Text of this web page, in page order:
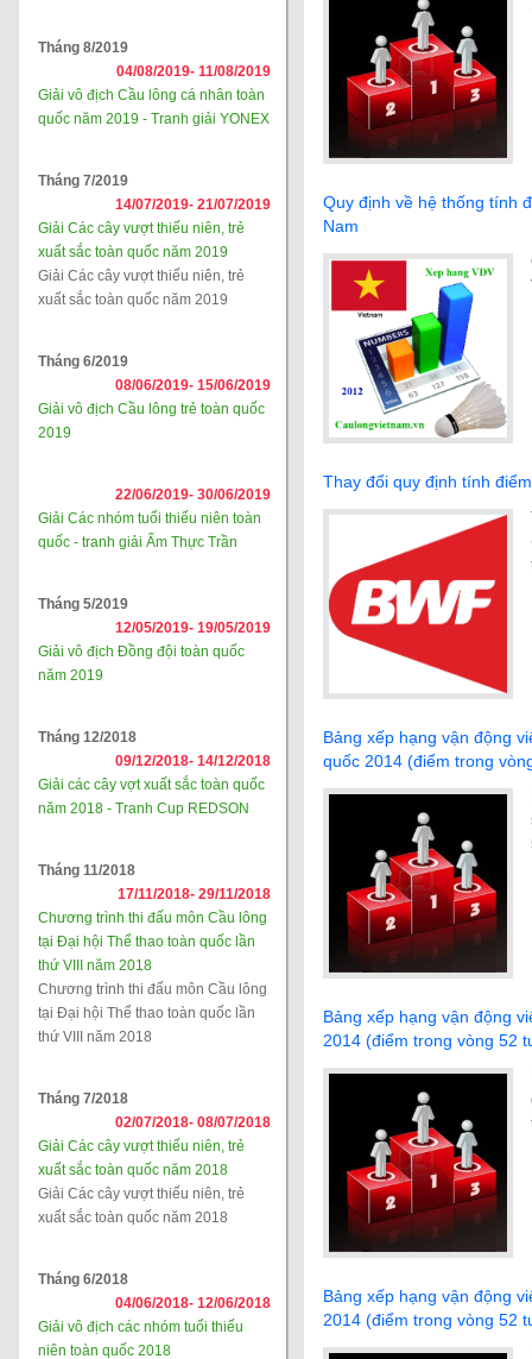
Tháng 8/2019
04/08/2019- 11/08/2019
Giải vô địch Cầu lông cá nhân toàn
quốc năm 2019 - Tranh giải YONEX
Tháng 7/2019
14/07/2019- 21/07/2019
Giải Các cây vượt thiếu niên, trẻ
xuất sắc toàn quốc năm 2019
Giải Các cây vượt thiếu niên, trẻ
xuất sắc toàn quốc năm 2019
Tháng 6/2019
08/06/2019- 15/06/2019
Giải vô địch Cầu lông trẻ toàn quốc
2019
22/06/2019- 30/06/2019
Giải Các nhóm tuổi thiếu niên toàn
quốc - tranh giải Ẩm Thực Trần
Tháng 5/2019
12/05/2019- 19/05/2019
Giải vô địch Đồng đội toàn quốc
năm 2019
Tháng 12/2018
09/12/2018- 14/12/2018
Giải các cây vợt xuất sắc toàn quốc
năm 2018 - Tranh Cup REDSON
Tháng 11/2018
17/11/2018- 29/11/2018
Chương trình thi đấu môn Cầu lông
tại Đại hội Thể thao toàn quốc lần
thứ VIII năm 2018
Chương trình thi đấu môn Cầu lông
tại Đại hội Thể thao toàn quốc lần
thứ VIII năm 2018
Tháng 7/2018
02/07/2018- 08/07/2018
Giải Các cây vượt thiếu niên, trẻ
xuất sắc toàn quốc năm 2018
Giải Các cây vượt thiếu niên, trẻ
xuất sắc toàn quốc năm 2018
Tháng 6/2018
04/06/2018- 12/06/2018
Giải vô địch các nhóm tuổi thiếu
niên toàn quốc 2018
Quy định về hệ thống tính
Nam
Thay đổi quy định tính
Bảng xếp hạng vận động
quốc 2014 (điểm trong
Bảng xếp hạng vận động
2014 (điểm trong vòng 52
Bảng xếp hạng vận động
2014 (điểm trong vòng 52